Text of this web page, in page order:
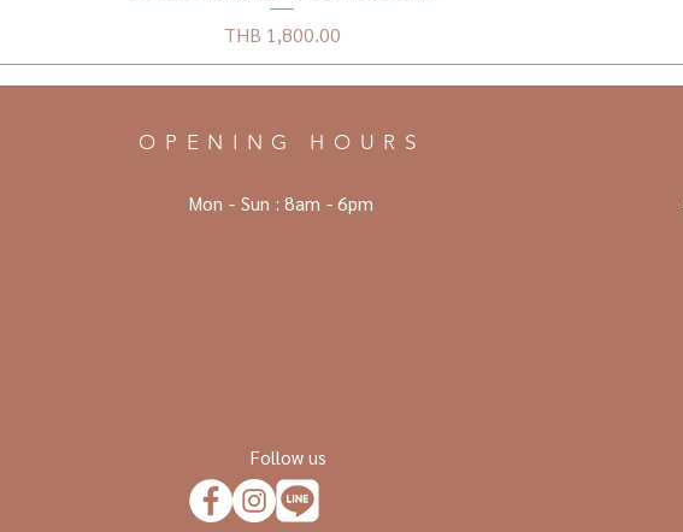
Price
THB 1,800.00
OPENING HOURS
Mon - Sun :8am - 6pm
Follow us